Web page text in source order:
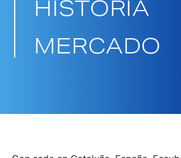
HISTORIA
MERCADO